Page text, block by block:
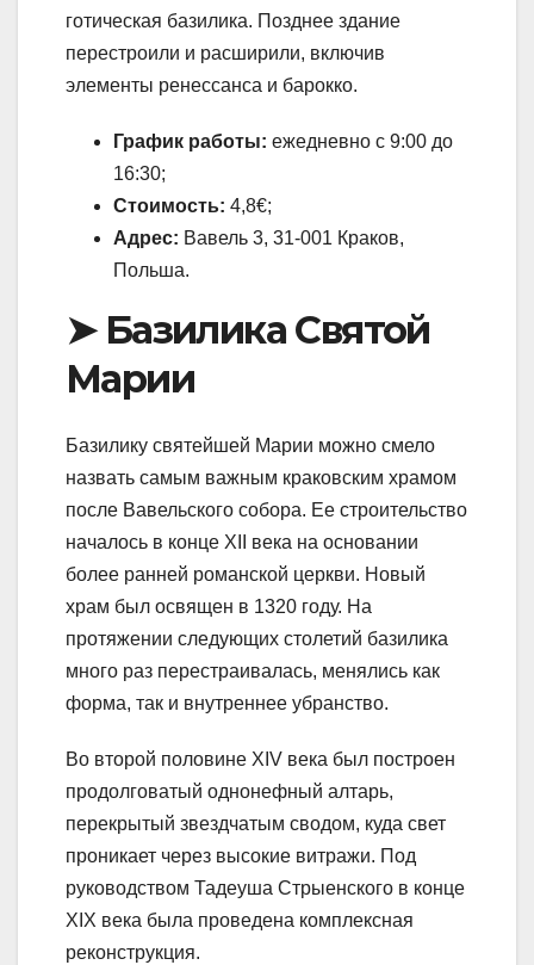
готическая базилика. Позднее здание
перестроили и расширили, включив
элементы ренессанса и барокко.
График работы: ежедневно с 9:00 до
16:30;
Стоимость: 4,8€;
Адрес: Вавель 3, 31-001 Краков,
Польша.
➤ Базилика Святой
Марии
Базилику святейшей Марии можно смело
назвать самым важным краковским храмом
после Вавельского собора. Ее строительство
началось в конце XII века на основании
более ранней романской церкви. Новый
храм был освящен в 1320 году. На
протяжении следующих столетий базилика
много раз перестраивалась, менялись как
форма, так и внутреннее убранство.
Во второй половине XIV века был построен
продолговатый однонефный алтарь,
перекрытый звездчатым сводом, куда свет
проникает через высокие витражи. Под
руководством Тадеуша Стрыенского в конце
XIX века была проведена комплексная
реконструкция.